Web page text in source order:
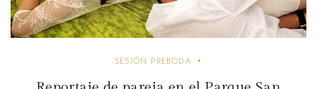
SESIÓN PREBODA